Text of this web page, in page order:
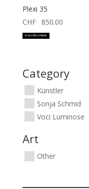
Plexi 35
CHF
850.00
In den Warenkorb
Category
Künstler
Sonja Schmid
Voci Luminose
Art
Other